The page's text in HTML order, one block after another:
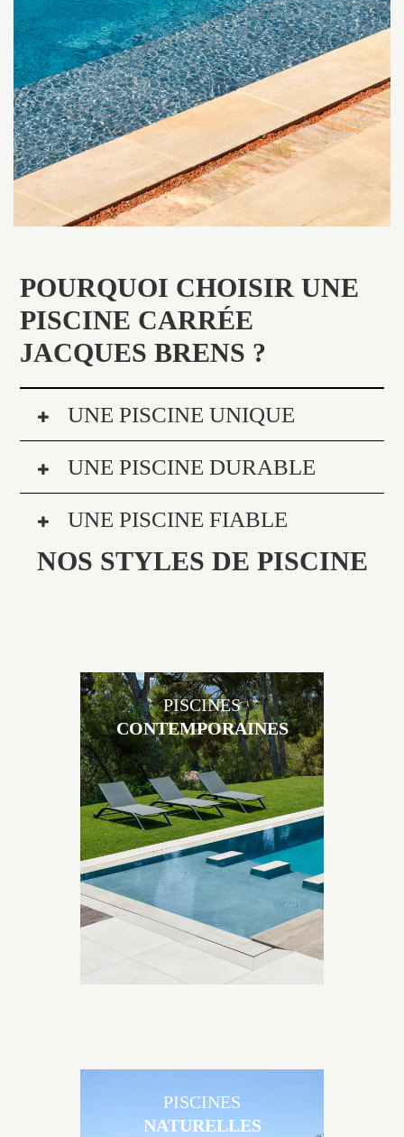
POURQUOI CHOISIR UNE
PISCINE CARRÉE
JACQUES BRENS ?
UNE PISCINE UNIQUE
UNE PISCINE DURABLE
UNE PISCINE FIABLE
NOS STYLES DE PISCINE
Les piscines en béton contemporaines Jacques
Brens sont uniques grâce au large choix de
matériaux et de revêtements et les nombreuses
options disponibles, miroir, couloir de nage, plage
immergée, débordement.
PISCINES
CONTEMPORAINES
PISCINES
NATURELLES